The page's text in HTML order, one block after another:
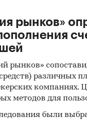
и
за
Тор-
и
рынков»
рынков»
различных
компаниях.
методов для
были